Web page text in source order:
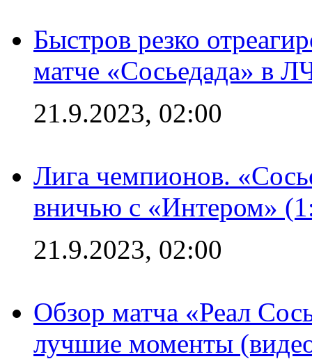
Быстров резко
матче «Сосьедада» в
21.9.2023, 02:00
Лига чемпионов.
вничью с «Интером»
21.9.2023, 02:00
Обзор матча «Реал
лучшие моменты